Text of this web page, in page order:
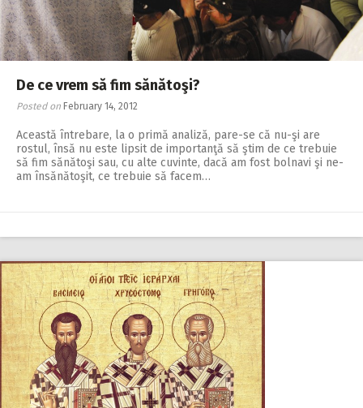
De ce vrem să fim sănătoşi?
Posted on February 14, 2012
Această întrebare, la o primă analiză, pare-se că nu-şi are
rostul, însă nu este lipsit de importanţă să ştim de ce trebuie
să fim sănătoşi sau, cu alte cuvinte, dacă am fost bolnavi şi ne-
am însănătoşit, ce trebuie să facem…